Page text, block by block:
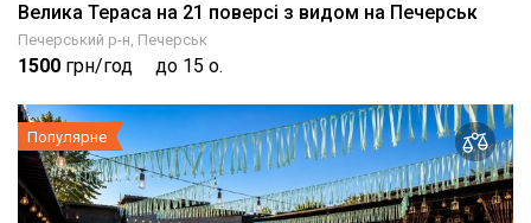
Велика Тераса на 21 поверсі з видом на Печерськ
Печерський р-н, Печерськ
1500 грн/год до 15 о.
Популярне